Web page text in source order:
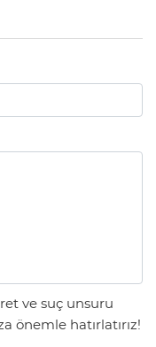
ve suç unsuru
önemle hatırlatırız!